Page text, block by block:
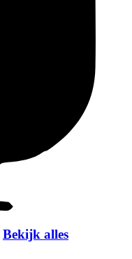
Bekijk alles